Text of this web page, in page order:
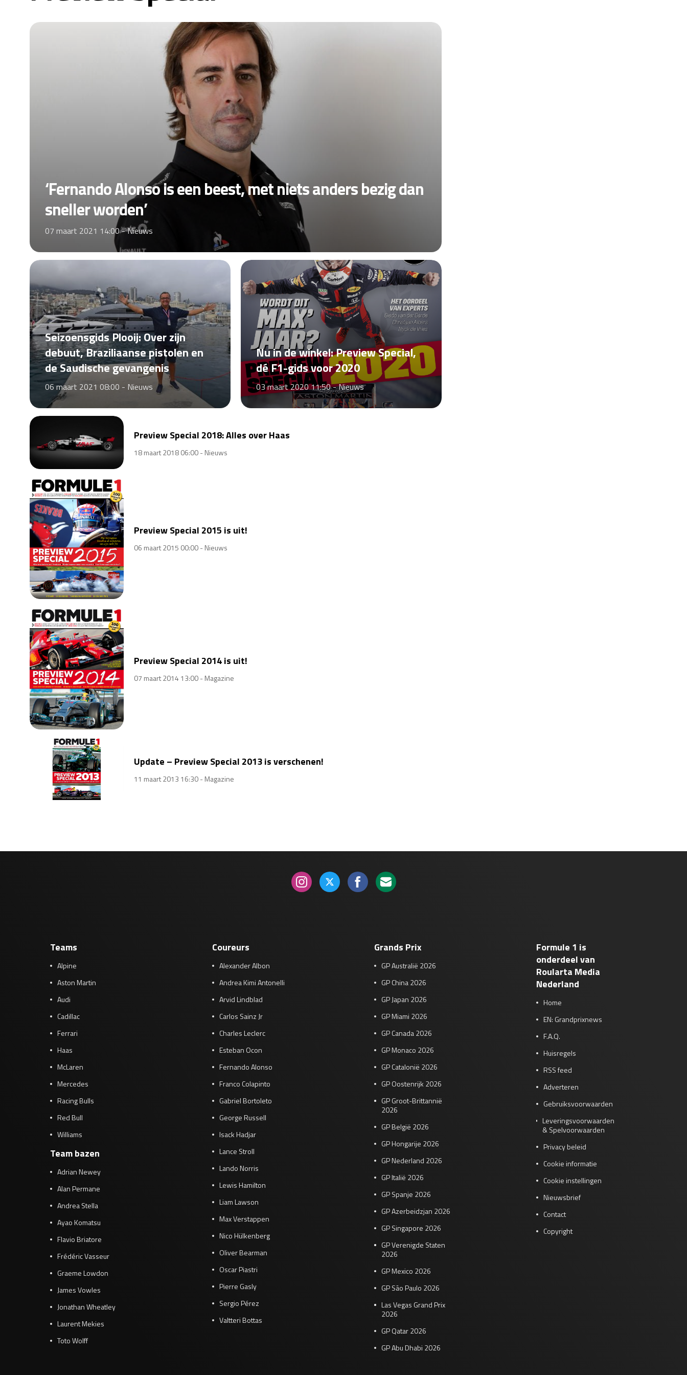
‘Fernando Alonso is een beest, met niets anders bezig dan
sneller worden’
07 maart 2021 14:00 -Nieuws
Seizoensgids Plooij: Over zijn
debuut, Braziliaanse pistolen en
de Saudische gevangenis
06 maart 2021 08:00 - Nieuws
Nu in de winkel: Preview Special,
dé F1-gids voor 2020
03 maart 2020 11:50 -Nieuws
Preview Special 2018: Alles over Haas
18 maart 2018 06:00 -Nieuws
Preview Special 2015 is uit!
06 maart 2015 00:00 -Nieuws
Preview Special 2014 is uit!
07 maart 2014 13:00 -Magazine
Update – Preview Special 2013 is verschenen!
11 maart 2013 16:30 -Magazine
Teams
Alpine
Aston Martin
Audi
Cadillac
Ferrari
Haas
McLaren
Mercedes
Racing Bulls
Red Bull
Williams
Team bazen
Adrian Newey
Alan Permane
Andrea Stella
Ayao Komatsu
Flavio Briatore
Frédéric Vasseur
Graeme Lowdon
James Vowles
Jonathan Wheatley
Laurent Mekies
Toto Wolff
Coureurs
Alexander Albon
Andrea Kimi Antonelli
Arvid Lindblad
Carlos Sainz Jr
Charles Leclerc
Esteban Ocon
Fernando Alonso
Franco Colapinto
Gabriel Bortoleto
George Russell
Isack Hadjar
Lance Stroll
Lando Norris
Lewis Hamilton
Liam Lawson
Max Verstappen
Nico Hülkenberg
Oliver Bearman
Oscar Piastri
Pierre Gasly
Sergio Pérez
Valtteri Bottas
Grands Prix
GP Australië 2026
GP China 2026
GP Japan 2026
GP Miami 2026
GP Canada 2026
GP Monaco 2026
GP Catalonië 2026
GP Oostenrijk 2026
GP Groot-Brittannië
2026
GP België 2026
GP Hongarije 2026
GP Nederland 2026
GP Italië 2026
GP Spanje 2026
GP Azerbeidzjan 2026
GP Singapore 2026
GP Verenigde Staten
2026
GP Mexico 2026
GP São Paulo 2026
Las Vegas Grand Prix
2026
GP Qatar 2026
GP Abu Dhabi 2026
Formule 1 is
onderdeel van
Roularta Media
Nederland
Home
EN: Grandprixnews
F.A.Q.
Huisregels
RSS feed
Adverteren
Gebruiksvoorwaarden
Leveringsvoorwaarden
& Spelvoorwaarden
Privacy beleid
Cookie informatie
Cookie instellingen
Nieuwsbrief
Contact
Copyright